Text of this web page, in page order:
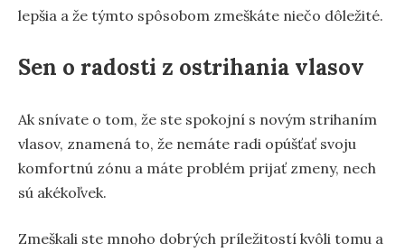
lepšia a že týmto spôsobom zmeškáte niečo dôležité.
Sen o radosti z ostrihania vlasov
Ak snívate o tom, že ste spokojní s novým strihaním
vlasov, znamená to, že nemáte radi opúšťať svoju
komfortnú zónu a máte problém prijať zmeny, nech
sú akékoľvek.
Zmeškali ste mnoho dobrých príležitostí kvôli tomu a